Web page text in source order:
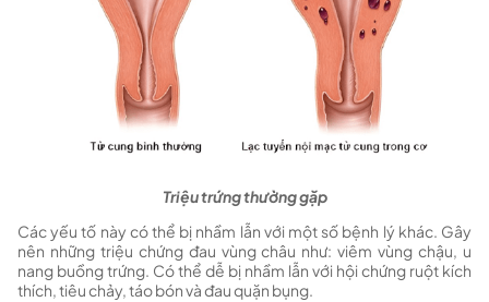
Triệu trứng thường gặp
Các yếu tố này có thể bị nhầm lẫn với một số bệnh lý khác. Gây
nên những triệu chứng đau vùng châu như: viêm vùng chậu, u
nang buồng trứng. Có thể dễ bị nhầm lẫn với hội chứng ruột kích
thích, tiêu chảy, táo bón và đau quặn bụng.